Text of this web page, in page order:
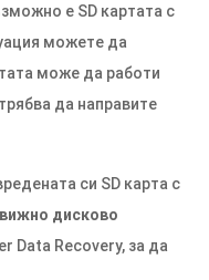
е SD картата с
можете да
може да работи
да направите
си SD карта с
дисково
Data Recovery, за да